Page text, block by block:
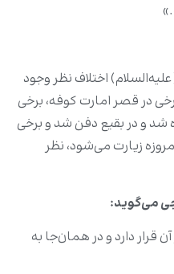
اختلاف نظر وجود
در قصر امارت کوفه، برخی
شد و در بقیع دفن شد و برخی
زیارت می‌شود، نظر
می‌گوید:
قرار دارد و در همان‌جا به